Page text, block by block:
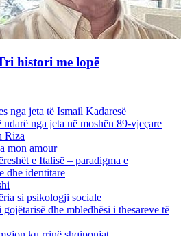
histori me lopë
nga jeta të Ismail Kadaresë
nga jeta në moshën 89-vjeçare
Riza
mon amour
e Italisë – paradigma e
dhe identitare
si psikologji sociale
dhe mbledhësi i thesareve të